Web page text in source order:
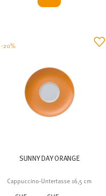
SUNNY DAY ORANGE
Cappuccino-Untertasse 16,5 cm
Price reduced from
-20%